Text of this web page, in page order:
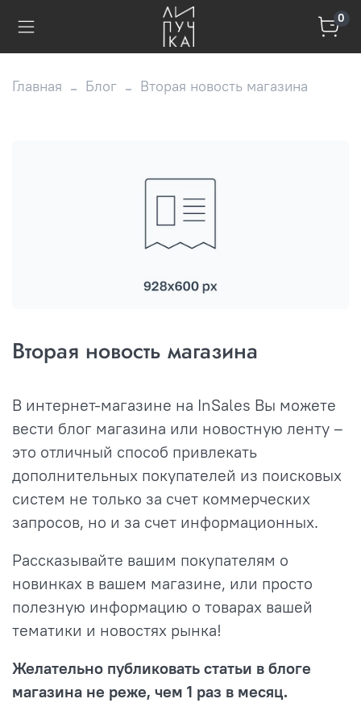
0
Главная Блог Вторая новость магазина
Вторая новость магазина
В интернет-магазине на InSales Вы можете
вести блог магазина или новостную ленту –
это отличный способ привлекать
дополнительных покупателей из поисковых
систем не только за счет коммерческих
запросов, но и за счет информационных.
Рассказывайте вашим покупателям о
новинках в вашем магазине, или просто
полезную информацию о товарах вашей
тематики и новостях рынка!
Желательно публиковать статьи в блоге
магазина не реже, чем 1 раз в месяц.